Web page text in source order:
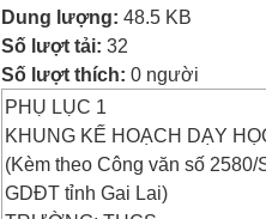
Dung lượng: 48.5 KB
Số lượt tải: 32
Số lượt thích: 0 người
PHỤ LỤC 1
KHUNG KẾ HOẠCH DẠY
(Kèm theo Công văn số
GDĐT tỉnh Gai Lai)